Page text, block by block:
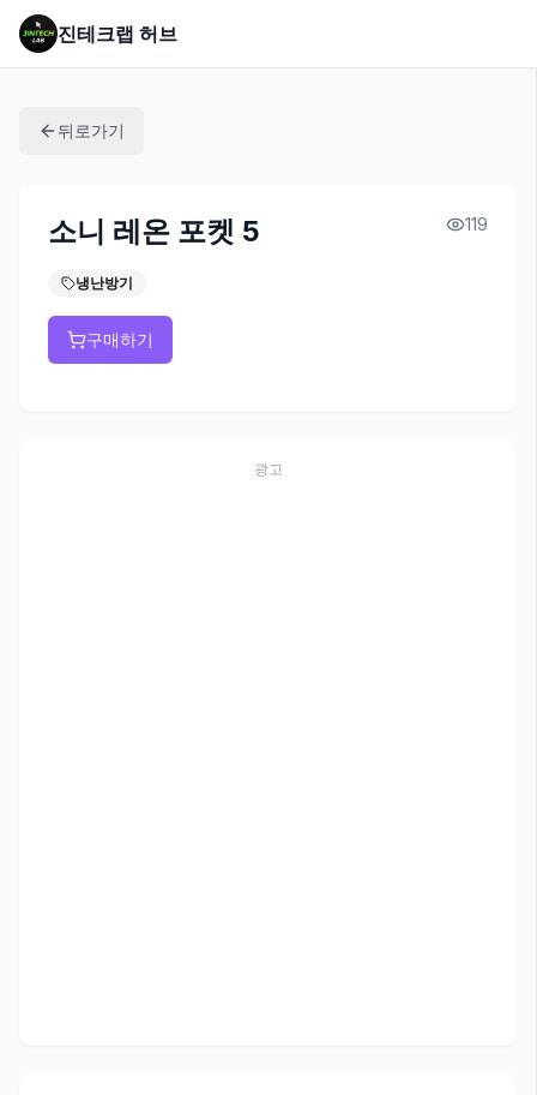
진테크랩 허브
뒤로가기
소니 레온 포켓 5 119
냉난방기
구매하기
광고